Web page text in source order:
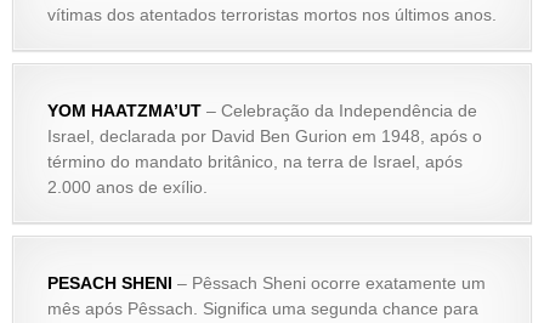
vítimas dos atentados terroristas mortos nos últimos anos.
YOM HAATZMA’UT – Celebração da Independência de
Israel, declarada por David Ben Gurion em 1948, após o
término do mandato britânico, na terra de Israel, após
2.000 anos de exílio.
PESACH SHENI – Pêssach Sheni ocorre exatamente um
mês após Pêssach. Significa uma segunda chance para